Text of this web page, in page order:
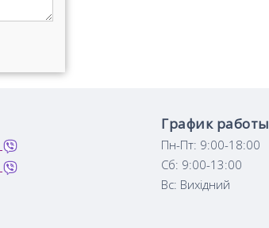
График работы
Пн-Пт: 9:00-18:00
Сб: 9:00-13:00
Вс: Вихідний